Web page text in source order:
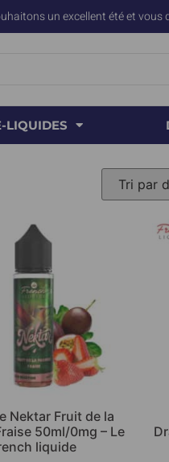
un excellent été et vous
LIQUIDES
Nektar Fruit de la
50ml/0mg – Le
liquide